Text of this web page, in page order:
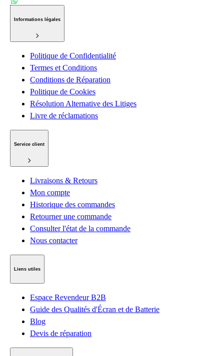
Informations légales
Politique de Confidentialité
Termes et Conditions
Conditions de Réparation
Politique de Cookies
Résolution Alternative des Litiges
Livre de réclamations
Service client
Livraisons & Retours
Mon compte
Historique des commandes
Retourner une commande
Consulter l'état de la commande
Nous contacter
Liens utiles
Espace Revendeur B2B
Guide des Qualités d'Écran et de Batterie
Blog
Devis de réparation